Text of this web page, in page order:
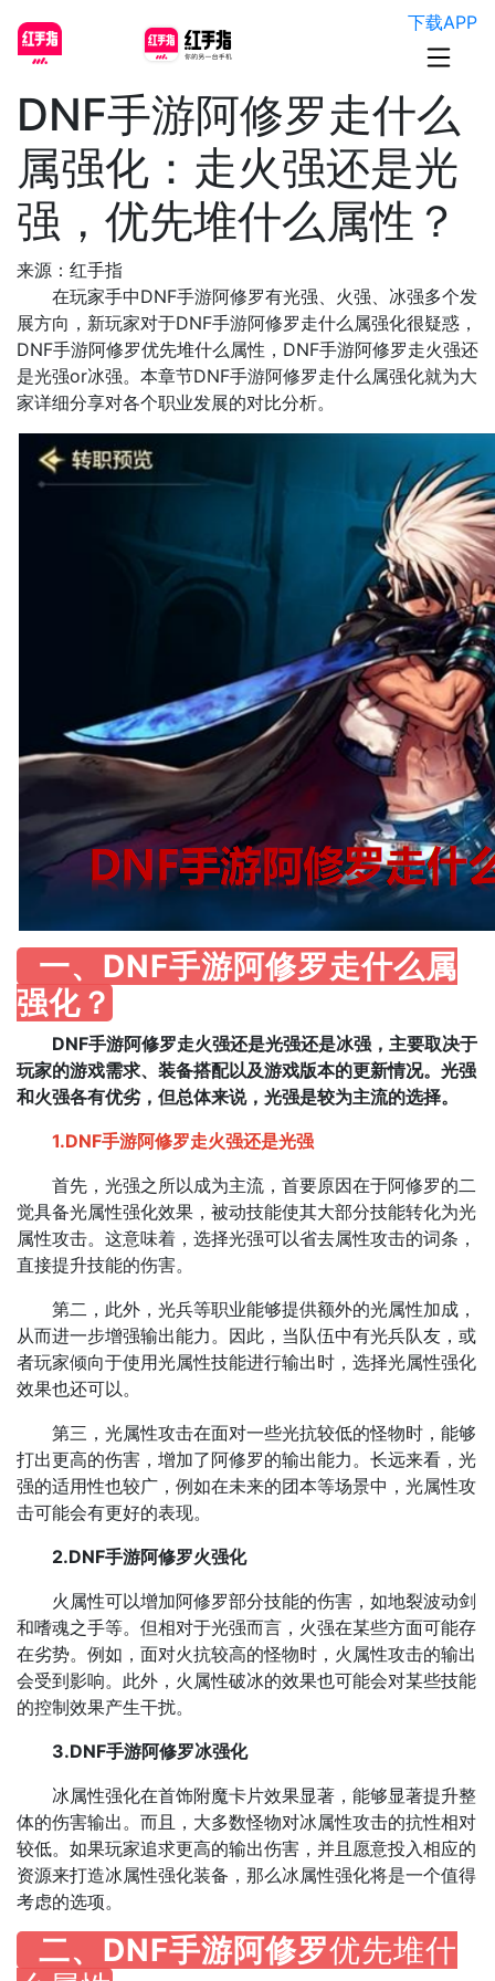
下载APP
DNF手游阿修罗走什么
属强化：走火强还是光
强，优先堆什么属性？
来源：红手指
在玩家手中DNF手游阿修罗有光强、火强、冰强多个发
展方向，新玩家对于DNF手游阿修罗走什么属强化很疑惑，
DNF手游阿修罗优先堆什么属性，DNF手游阿修罗走火强还
是光强or冰强。本章节DNF手游阿修罗走什么属强化就为大
家详细分享对各个职业发展的对比分析。
一、DNF手游阿修罗走什么属
强化？
DNF手游阿修罗走火强还是光强还是冰强，主要取决于
玩家的游戏需求、装备搭配以及游戏版本的更新情况。 光强
和火强各有优劣，但总体来说， 光强是较为主流的选择。
1.DNF手游阿修罗走火强还是光强
首先，光强之所以成为主流，首要原因在于阿修罗的二
觉具备光属性强化效果，被动技能使其大部分技能转化为光
属性攻击。这意味着，选择光强可以省去属性攻击的词条，
直接提升技能的伤害。
第二，此外，光兵等职业能够提供额外的光属性加成，
从而进一步增强输出能力。因此，当队伍中有光兵队友，或
者玩家倾向于使用光属性技能进行输出时，选择光属性强化
效果也还可以‌。
第三，光属性攻击在面对一些光抗较低的怪物时，能够
打出更高的伤害，增加了阿修罗的输出能力。长远来看，光
强的适用性也较广，例如在未来的团本等场景中，光属性攻
击可能会有更好的表现。
2.DNF手游阿修罗火强化
火属性可以增加阿修罗部分技能的伤害，如地裂波动剑
和嗜魂之手等。但相对于光强而言，火强在某些方面可能存
在劣势。例如，面对火抗较高的怪物时，火属性攻击的输出
会受到影响。此外，火属性破冰的效果也可能会对某些技能
的控制效果产生干扰。
3.DNF手游阿修罗冰强化
冰属性强化在首饰附魔卡片效果显著，能够显著提升整
体的伤害输出。而且，大多数怪物对冰属性攻击的抗性相对
较低。如果玩家追求更高的输出伤害，并且愿意投入相应的
资源来打造冰属性强化装备，那么冰属性强化将是一个值得
考虑的选项‌。
二、DNF手游阿修罗优先堆什